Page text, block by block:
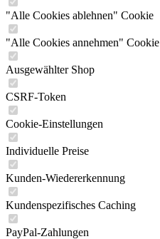
"Alle Cookies ablehnen" Cookie
"Alle Cookies annehmen" Cookie
Ausgewählter Shop
CSRF-Token
Cookie-Einstellungen
Individuelle Preise
Kunden-Wiedererkennung
Kundenspezifisches Caching
PayPal-Zahlungen